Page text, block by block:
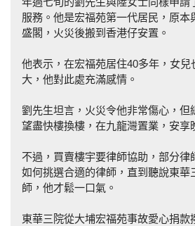
服務。他是宏福苑第一代居民，原本
盛閣，火災後搬到香港仔安置。
他表示，在宏福苑居住40多年，女兒
大，他對此處充滿感情。
劉先生坦言，火災令他非常傷心，但
望盡快樓換樓，在九龍灣置業，安享
不過，買賣樓宇要律師協助，部分律
如何挑選合適的律師，直到聽說東華
師，他才鬆一口氣。
東華三院從大埔宏福苑事故愛心捐款